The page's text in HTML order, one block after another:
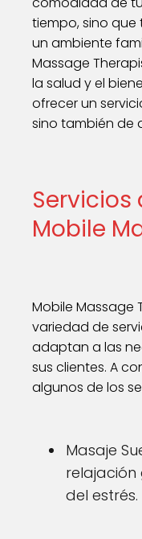
tiempo, sino
un ambiente
Massage
la salud y el
ofrecer un
sino también de
Servicios
Mobile
Mobile Massage
variedad de
adaptan a las
sus clientes. A
algunos de los
Masaje
relajación
del estrés.